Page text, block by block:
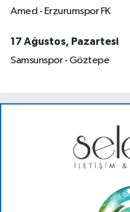
Amed - Erzurumspor FK
17 Ağustos, Pazartesi
Samsunspor - Göztepe